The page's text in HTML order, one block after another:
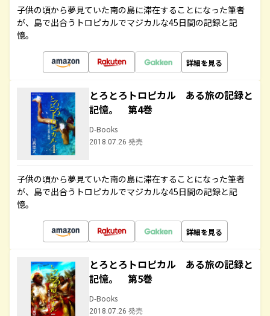
子供の頃から夢見ていた南の島に滞在することになった筆者
が、島で出合うトロピカルでマジカルな45日間の記録と記
憶。
詳細を見る
とろとろトロピカル ある旅の記録と
記憶。 第4巻
D-Books
2018.07.26 発売
子供の頃から夢見ていた南の島に滞在することになった筆者
が、島で出合うトロピカルでマジカルな45日間の記録と記
憶。
詳細を見る
とろとろトロピカル ある旅の記録と
記憶。 第5巻
D-Books
2018.07.26 発売